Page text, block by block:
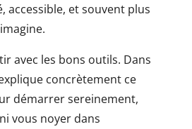
accessible, et souvent plus
avec les bons outils. Dans
concrètement ce
démarrer sereinement,
vous noyer dans